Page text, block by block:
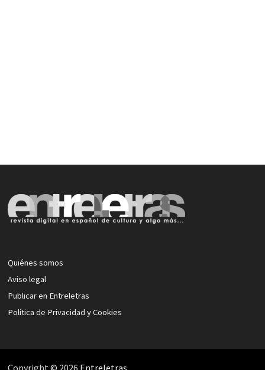
Quiénes somos
Aviso legal
Publicar en Entreletras
Política de Privacidad y Cookies
Copyright © 2026 Entreletras